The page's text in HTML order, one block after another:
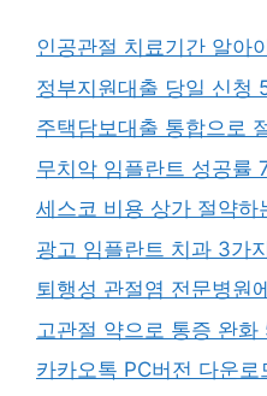
인공관절 치료기간 알아
정부지원대출 당일 신청
주택담보대출 통합으로
무치악 임플란트 성공률
세스코 비용 상가 절약하
광고 임플란트 치과 3가
퇴행성 관절염 전문병원
고관절 약으로 통증 완화
카카오톡 PC버전 다운